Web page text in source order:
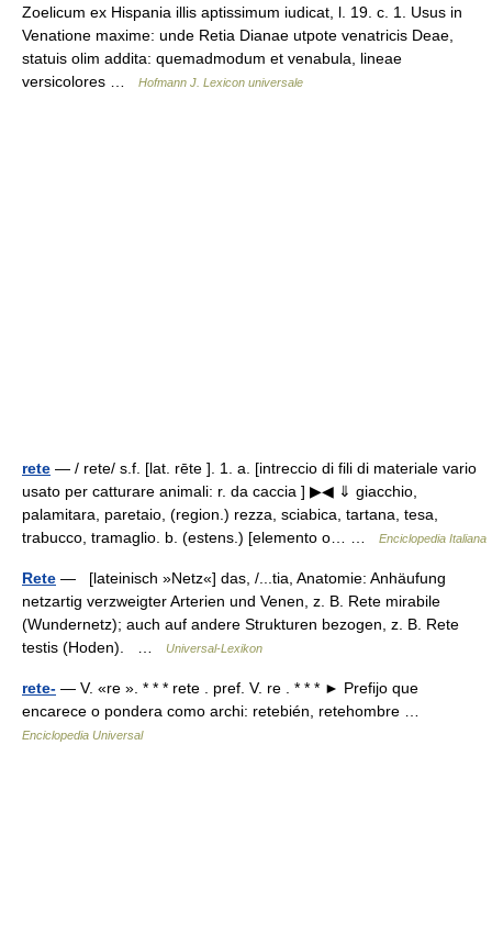
Zoelicum ex Hispania illis aptissimum iudicat, l. 19. c. 1. Usus in
Venatione maxime: unde Retia Dianae utpote venatricis Deae,
statuis olim addita: quemadmodum et venabula, lineae
versicolores …
Hofmann J. Lexicon universale
rete — / rete/ s.f. [lat. rēte ]. 1. a. [intreccio di fili di materiale vario
usato per catturare animali: r. da caccia ] ▶◀ ⇓ giacchio,
palamitara, paretaio, (region.) rezza, sciabica, tartana, tesa,
trabucco, tramaglio. b. (estens.) [elemento o… …
Enciclopedia Italiana
Rete — [lateinisch »Netz«] das, /...tia, Anatomie: Anhäufung
netzartig verzweigter Arterien und Venen, z. B. Rete mirabile
(Wundernetz); auch auf andere Strukturen bezogen, z. B. Rete
testis (Hoden). …
Universal-Lexikon
rete- — V. «re ». * * * rete . pref. V. re . * * * ► Prefijo que
encarece o pondera como archi: retebién, retehombre …
Enciclopedia Universal